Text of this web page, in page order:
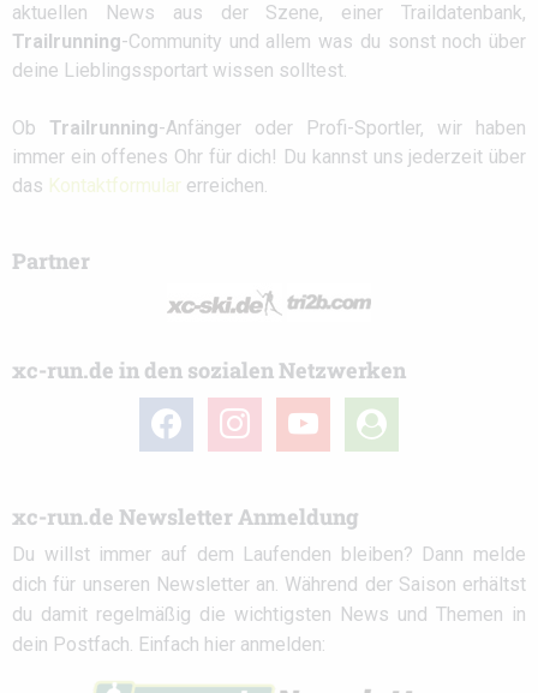
aktuellen News aus der Szene, einer Traildatenbank,
Trailrunning-Community und allem was du sonst noch über
deine Lieblingssportart wissen solltest.
Ob Trailrunning-Anfänger oder Profi-Sportler, wir haben
immer ein offenes Ohr für dich! Du kannst uns jederzeit über
das Kontaktformular erreichen.
Partner
xc-run.de in den sozialen Netzwerken
facebook instagramyoutube
user-
circle
xc-run.de Newsletter Anmeldung
Du willst immer auf dem Laufenden bleiben? Dann melde
dich für unseren Newsletter an. Während der Saison erhältst
du damit regelmäßig die wichtigsten News und Themen in
dein Postfach. Einfach hier anmelden: